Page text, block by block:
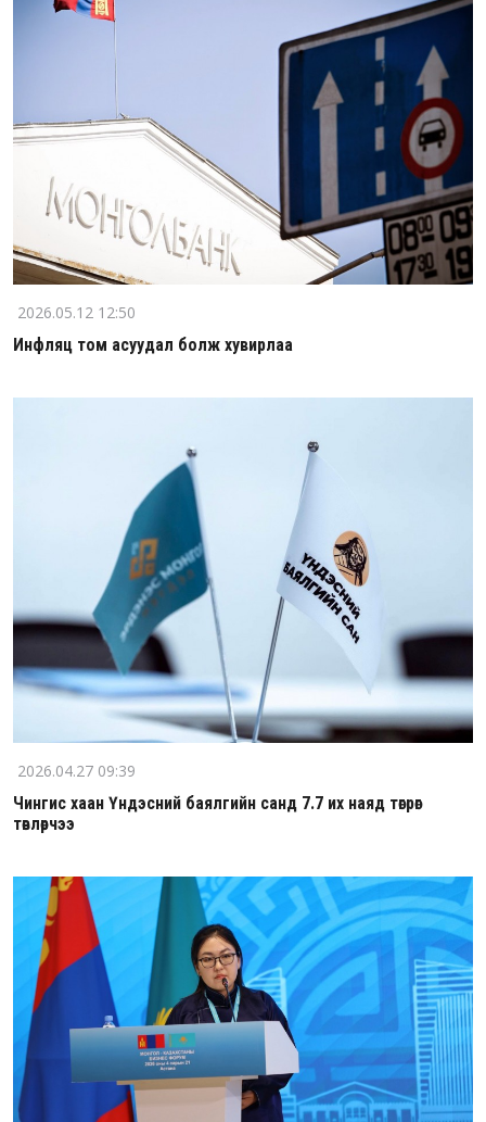
2026.05.12 12:50
Инфляц том асуудал болж хувирлаа
2026.04.27 09:39
Чингис хаан Үндэсний баялгийн санд 7.7 их наяд төгрөг
төвлөрчээ